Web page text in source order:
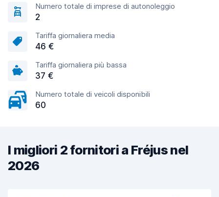
Numero totale di imprese di autonoleggio
2
Tariffa giornaliera media
46 €
Tariffa giornaliera più bassa
37 €
Numero totale di veicoli disponibili
60
I migliori 2 fornitori a Fréjus nel
2026